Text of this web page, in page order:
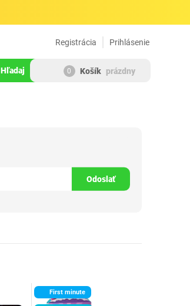
Prihlásenie
Registrácia
Hľadaj 0 Košík prázdny
Odoslať
First minute